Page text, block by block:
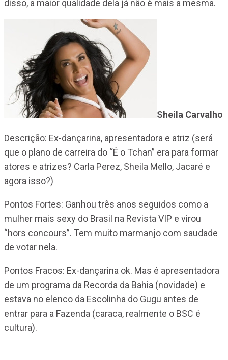
disso, a maior qualidade dela já não é mais a mesma.
Sheila Carvalho
Descrição: Ex-dançarina, apresentadora e atriz (será
que o plano de carreira do “É o Tchan” era para formar
atores e atrizes? Carla Perez, Sheila Mello, Jacaré e
agora isso?)
Pontos Fortes: Ganhou três anos seguidos como a
mulher mais sexy do Brasil na Revista VIP e virou
“hors concours”. Tem muito marmanjo com saudade
de votar nela.
Pontos Fracos: Ex-dançarina ok. Mas é apresentadora
de um programa da Recorda da Bahia (novidade) e
estava no elenco da Escolinha do Gugu antes de
entrar para a Fazenda (caraca, realmente o BSC é
cultura).